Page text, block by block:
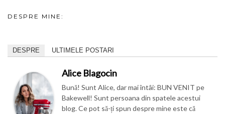
DESPRE MINE:
DESPRE ULTIMELE POSTARI
Alice Blagocin
Bună! Sunt Alice, dar mai întâi: BUN VENIT pe
Bakewell! Sunt persoana din spatele acestui
blog. Ce pot să-ți spun despre mine este că